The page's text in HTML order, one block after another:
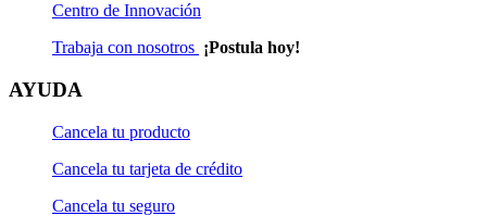
Centro de Innovación
Trabaja con nosotros ¡Postula hoy!
AYUDA
Cancela tu producto
Cancela tu tarjeta de crédito
Cancela tu seguro